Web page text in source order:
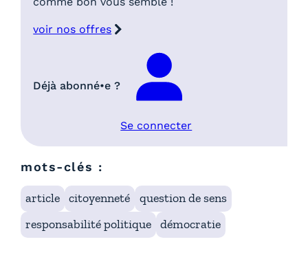
voir nos offres
Déjà abonné•e ?
Se connecter
mots-clés :
article citoyenneté
question de sens
responsabilité politique
démocratie